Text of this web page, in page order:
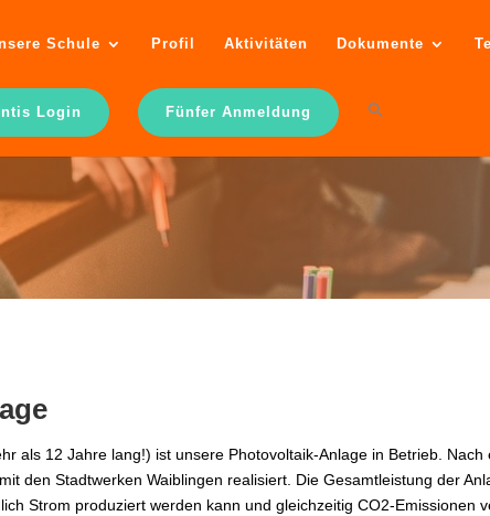
Schule Profil Aktivitäten Dokumente
Login Fünfer Anmeldung
als 12 Jahre lang!) ist unsere Photovoltaik-Anlage in Betrieb.
den Stadtwerken Waiblingen realisiert. Die Gesamtleistung der
Strom produziert werden kann und gleichzeitig CO2-Emissionen